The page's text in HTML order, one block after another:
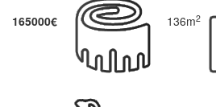
165000€ 136m2